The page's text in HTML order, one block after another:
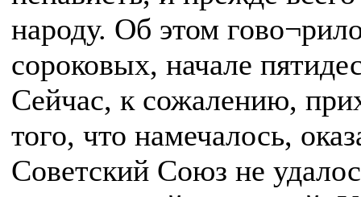
народу. Об этом
сороковых, начале
Сейчас, к сожалению,
того, что намечалось,
Советский Союз не